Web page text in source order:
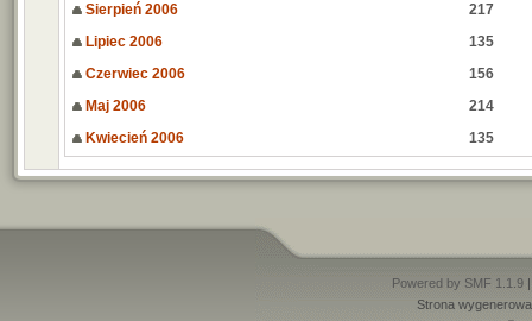
Sierpień 2006
217
Lipiec 2006
135
Czerwiec 2006
156
Maj 2006
214
Kwiecień 2006
135
Powered by SMF 1.1.9
Strona